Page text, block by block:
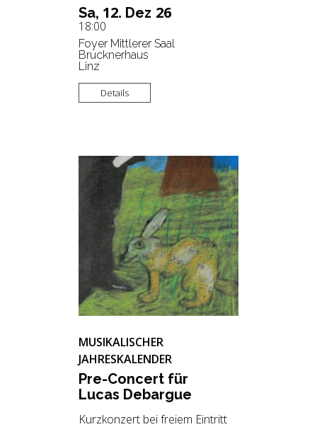
Sa, 12. Dez 26
18:00
Foyer Mittlerer Saal
Brucknerhaus
Linz
Details
MUSIKALISCHER
JAHRESKALENDER
Pre-Con­cert für
Lucas De­bar­gue
Kurzkonzert bei freiem Eintritt